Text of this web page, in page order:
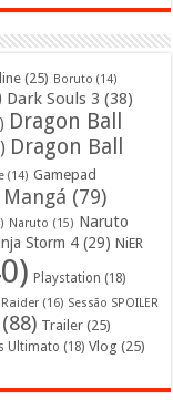
(25) Boruto (14)
Dark Souls 3 (38)
Dragon Ball
Dragon Ball
(14) Gamepad
Mangá (79)
Naruto (15) Naruto
Storm 4 (29) NiER
Playstation (18)
(16) Sessão SPOILER
(88) Trailer (25)
Ultimato (18) Vlog (25)